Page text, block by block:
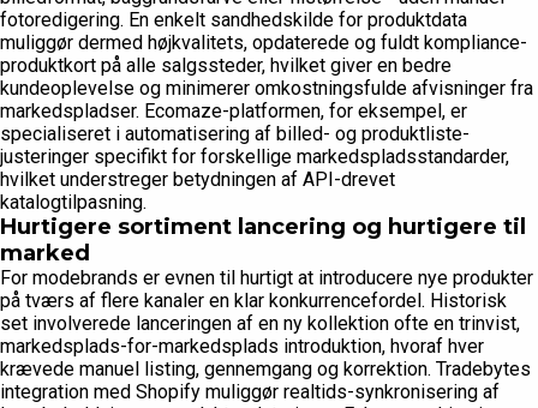
fotoredigering. En enkelt sandhedskilde for produktdata
muliggør dermed højkvalitets, opdaterede og fuldt kompliance-
produktkort på alle salgssteder, hvilket giver en bedre
kundeoplevelse og minimerer omkostningsfulde afvisninger fra
markedspladser. Ecomaze-platformen, for eksempel, er
specialiseret i automatisering af billed- og produktliste-
justeringer specifikt for forskellige markedspladsstandarder,
hvilket understreger betydningen af API-drevet
katalogtilpasning.
Hurtigere sortiment lancering og hurtigere til
marked
For modebrands er evnen til hurtigt at introducere nye produkter
på tværs af flere kanaler en klar konkurrencefordel. Historisk
set involverede lanceringen af en ny kollektion ofte en trinvist,
markedsplads-for-markedsplads introduktion, hvoraf hver
krævede manuel listing, gennemgang og korrektion. Tradebytes
integration med Shopify muliggør realtids-synkronisering af